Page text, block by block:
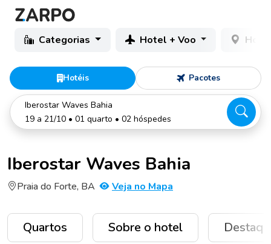
Categorias Hotel + Voo
Hotéis Pacotes
Iberostar Waves Bahia
19 a 21/10 • 01 quarto • 02 hóspedes
Iberostar Waves Bahia
Praia do Forte, BA Veja no Mapa
Quartos Sobre o hotel